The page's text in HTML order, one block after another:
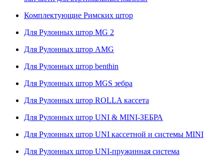
Комплектующие Римских штор
Для Рулонных штор MG 2
Для Рулонных штор AMG
Для Рулонных штор benthin
Для Рулонных штор MGS зебра
Для Рулонных штор ROLLA кассета
Для Рулонных штор UNI & MINI-ЗЕБРА
Для Рулонных штор UNI кассетной и системы MINI
Для Рулонных штор UNI-пружинная система